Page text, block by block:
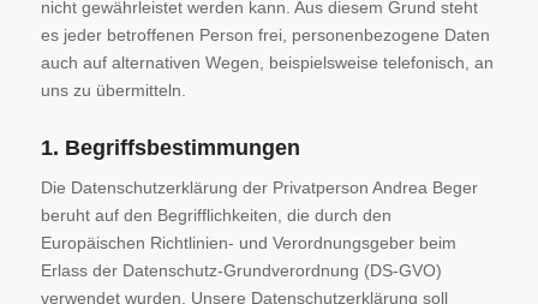
nicht gewährleistet werden kann. Aus diesem Grund steht
es jeder betroffenen Person frei, personenbezogene Daten
auch auf alternativen Wegen, beispielsweise telefonisch, an
uns zu übermitteln.
1. Begriffsbestimmungen
Die Datenschutzerklärung der Privatperson Andrea Beger
beruht auf den Begrifflichkeiten, die durch den
Europäischen Richtlinien- und Verordnungsgeber beim
Erlass der Datenschutz-Grundverordnung (DS-GVO)
verwendet wurden. Unsere Datenschutzerklärung soll